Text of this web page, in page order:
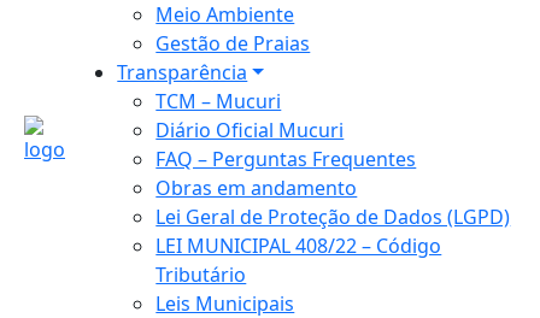
Meio Ambiente
Gestão de Praias
Transparência
TCM – Mucuri
Diário Oficial Mucuri
FAQ – Perguntas Frequentes
Obras em andamento
Lei Geral de Proteção de Dados (LGPD)
LEI MUNICIPAL 408/22 – Código
Tributário
Leis Municipais